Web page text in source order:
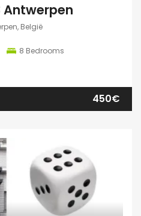
Antwerpen
België
8 Bedrooms
450€